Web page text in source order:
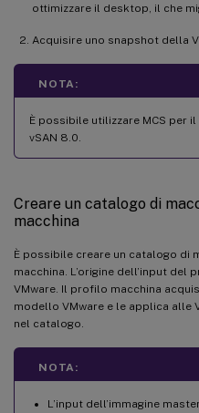
ottimizzare il desktop, il che
Acquisire uno snapshot della
NOTA:
È possibile utilizzare MCS per
vSAN 8.0.
Creare un catalogo di
macchina
È possibile creare un catalogo di
macchina. L’origine dell’input del
VMware. Il profilo macchina
modello VMware e le applica alle
nel catalogo.
NOTA:
L’input dell’immagine